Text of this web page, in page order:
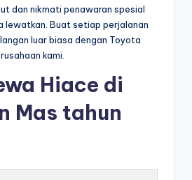
dan nikmati penawaran spesial
lewatkan. Buat setiap perjalanan
luar biasa dengan Toyota
kami.
Hiace di
Mas tahun